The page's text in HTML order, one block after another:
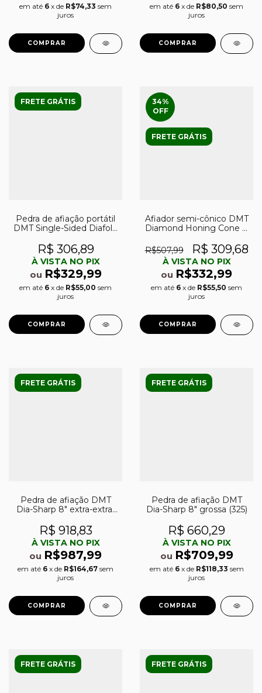
em até 6 x de R$74,33 sem
juros
em até 6 x de R$80,50 sem
juros
FRETE GRÁTIS
Pedra de afiação portátil
DMT Single-Sided Diafold
R$ 306,89
À VISTA NO PIX
ou R$329,99
em até 6 x de R$55,00 sem
juros
34%
OFF
FRETE GRÁTIS
Afiador semi-cônico DMT
Diamond Honing Cone 8
R$507,99
R$ 309,68
À VISTA NO PIX
ou R$332,99
em até 6 x de R$55,50 sem
juros
FRETE GRÁTIS
Pedra de afiação DMT
Dia-Sharp 8″ extra-extra-
R$ 918,83
À VISTA NO PIX
ou R$987,99
em até 6 x de R$164,67 sem
juros
FRETE GRÁTIS
Pedra de afiação DMT
Dia-Sharp 8″ grossa (325)
R$ 660,29
À VISTA NO PIX
ou R$709,99
em até 6 x de R$118,33 sem
juros
FRETE GRÁTIS FRETE GRÁTIS